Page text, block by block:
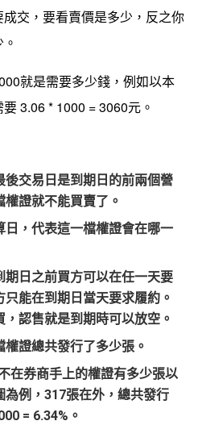
交，要看賣價是多少，反之你
就是需要多少錢，例如以本
3.06 * 1000 = 3060元。
後交易日是到期日的前兩個營
證就不能買賣了。
日，代表這一檔權證會在哪一
期日之前買方可以在任一天要
能在到期日當天要求履約。
認售就是到期時可以放空。
證總共發行了多少張。
在券商手上的權證有多少張以
為例，317張在外，總共發行
= 6.34%。